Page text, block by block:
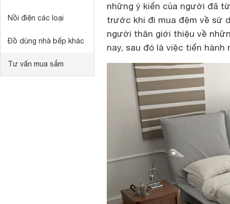
Nồi điện các loại
Đồ dùng nhà bếp khác
Tư vấn mua sắm
những ý kiến của người đã
trước khi đi mua đệm về sử
người thân giới thiệu về
nay, sau đó là việc tiến hành